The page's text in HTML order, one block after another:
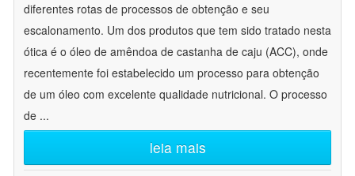
diferentes rotas de processos de obtenção e seu
escalonamento. Um dos produtos que tem sido tratado nesta
ótica é o óleo de amêndoa de castanha de caju (ACC), onde
recentemente foi estabelecido um processo para obtenção
de um óleo com excelente qualidade nutricional. O processo
de ...
leia mais